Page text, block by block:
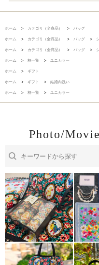
ホーム > カテゴリ（全商品） > バッグ
ホーム > カテゴリ（全商品） > バッグ >
ホーム > カテゴリ（全商品） > バッグ >
ホーム > 柄一覧 > ユニカラー
ホーム > ギフト
ホーム > ギフト > 結婚内祝い
ホーム > 柄一覧 > ユニカラー
Photo/